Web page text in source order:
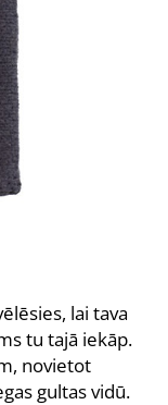
lai tava
tu tajā iekāp.
novietot
gultas vidū.